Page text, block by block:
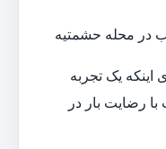
در محله حشمتیه
اینکه یک تجربه
رضایت بار در